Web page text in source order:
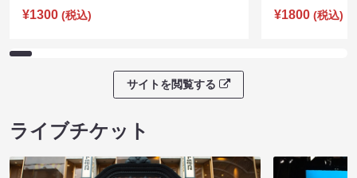
¥1300 (税込)
¥1800 (税込)
サイトを閲覧する
ライブチケット